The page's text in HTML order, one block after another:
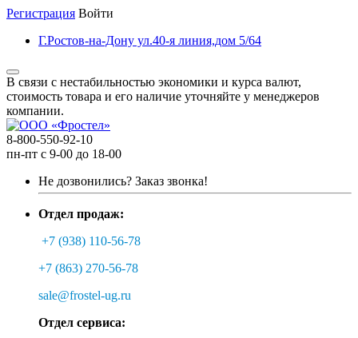
Регистрация Войти
Г.Ростов-на-Дону ул.40-я линия,дом 5/64
В связи с нестабильностью экономики и курса валют,
стоимость товара и его наличие уточняйте у менеджеров
компании.
8-800-550-92-10
пн-пт с 9-00 до 18-00
Не дозвонились? Заказ звонка!
Отдел продаж:
+7 (938) 110-56-78
+7 (863) 270-56-78
sale@frostel-ug.ru
Отдел сервиса: